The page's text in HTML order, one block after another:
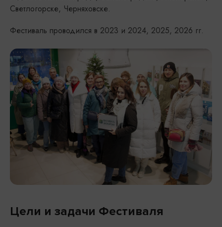
Светлогорске, Черняховске.
Фестиваль проводился в 2023 и 2024, 2025, 2026 гг.
Цели и задачи Фестиваля